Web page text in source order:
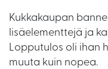
Kukkakaupan
lisäelementtejä ja
Lopputulos oli ihan
muuta kuin nopea.